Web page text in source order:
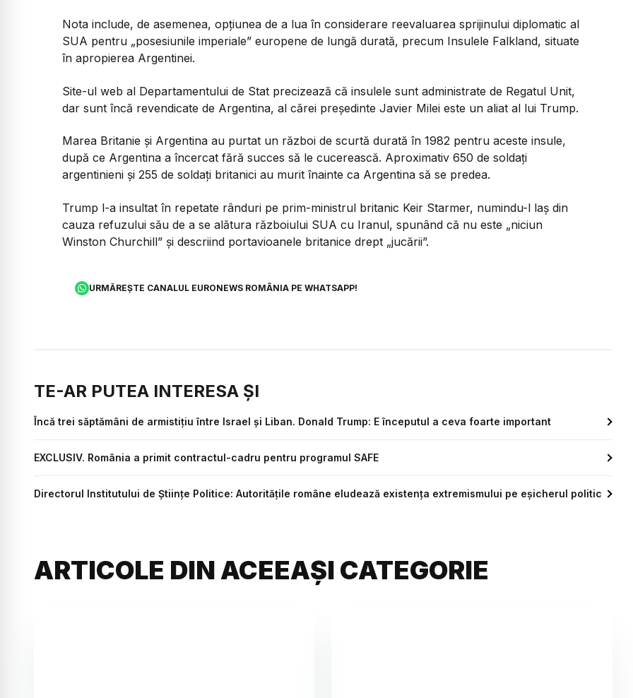
Nota include, de asemenea, opțiunea de a lua în considerare reevaluarea sprijinului diplomatic al
SUA pentru „posesiunile imperiale” europene de lungă durată, precum Insulele Falkland, situate
în apropierea Argentinei.
Site-ul web al Departamentului de Stat precizează că insulele sunt administrate de Regatul Unit,
dar sunt încă revendicate de Argentina, al cărei președinte Javier Milei este un aliat al lui Trump.
Marea Britanie și Argentina au purtat un război de scurtă durată în 1982 pentru aceste insule,
după ce Argentina a încercat fără succes să le cucerească. Aproximativ 650 de soldați
argentinieni și 255 de soldați britanici au murit înainte ca Argentina să se predea.
Trump l-a insultat în repetate rânduri pe prim-ministrul britanic Keir Starmer, numindu-l laș din
cauza refuzului său de a se alătura războiului SUA cu Iranul, spunând că nu este „niciun
Winston Churchill” și descriind portavioanele britanice drept „jucării”.
URMĂREȘTE CANALUL EURONEWS ROMÂNIA PE WHATSAPP!
TE-AR PUTEA INTERESA ȘI
Încă trei săptămâni de armistițiu între Israel și Liban. Donald Trump: E începutul a ceva foarte important
EXCLUSIV. România a primit contractul-cadru pentru programul SAFE
Directorul Institutului de Științe Politice: Autoritățile române eludează existența extremismului pe eșicherul politic
ARTICOLE DIN ACEEAȘI CATEGORIE